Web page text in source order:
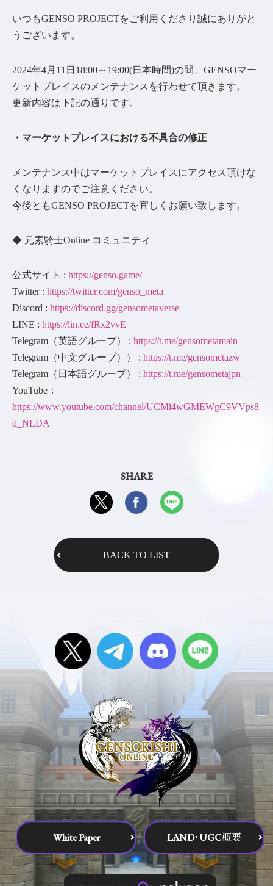
いつもGENSO PROJECTをご利用くださり誠にありがと
うございます。
2024年4月11日18:00～19:00(日本時間)の間、GENSOマー
ケットプレイスのメンテナンスを行わせて頂きます。
更新内容は下記の通りです。
・マーケットプレイスにおける不具合の修正
メンテナンス中はマーケットプレイスにアクセス頂けな
くなりますのでご注意ください。
今後ともGENSO PROJECTを宜しくお願い致します。
◆ 元素騎士Online コミュニティ
公式サイト : https://genso.game/
Twitter : https://twitter.com/genso_meta
Discord : https://discord.gg/gensometaverse
LINE : https://lin.ee/fRx2vvE
Telegram（英語グループ） : https://t.me/gensometamain
Telegram（中文グループ）） : https://t.me/gensometazw
Telegram（日本語グループ） : https://t.me/gensometajpn
YouTube：
https://www.youtube.com/channel/UCMi4wGMEWgC9VVps8
d_NLDA
SHARE
BACK TO LIST
White Paper LAND･UGC概要